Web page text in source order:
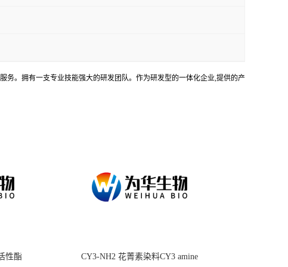
务。拥有一支专业技能强大的研发团队。作为研发型的一体化企业,提供的产
性酯 CY3-NH2 花菁素染料CY3 amine